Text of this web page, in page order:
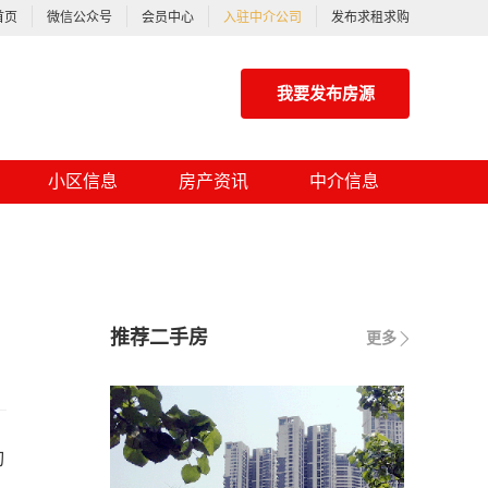
页 微信公众号 会员中心 入驻中介公司 发布求租求购
我要发布房源
小区信息 房产资讯 中介信息
十九条 有关单位和个人对县级以上人民政府土地行
更多
推荐二手房